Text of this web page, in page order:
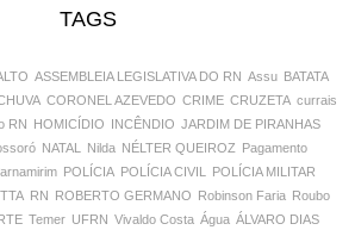
TAGS
ASSEMBLEIA LEGISLATIVA DO RN Assu BATATA
CORONEL AZEVEDO CRIME CRUZETA currais
RN HOMICÍDIO INCÊNDIO JARDIM DE PIRANHAS
NATAL Nilda NÉLTER QUEIROZ Pagamento
POLÍCIA POLÍCIA CIVIL
POLÍCIA MILITAR
RN ROBERTO GERMANO Robinson Faria Roubo
Temer UFRN Vivaldo Costa Água ÁLVARO DIAS